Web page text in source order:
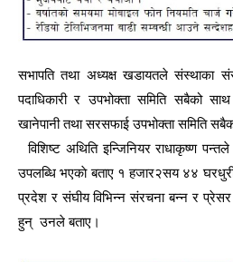
सभापति तथा अध्यक्ष खडायतले संस्थाका
पदाधिकारी र उपभोक्ता समिति सबैको
खानेपानी तथा सरसफाई उपभोक्ता समिति
विशिष्ट अथिति इन्जिनियर राधाकृष्ण
उपलब्धि भएकाे बताए १ हजार२सय ४४ घरधुरी
प्रदेश र संघीय विभिन्न संरचना बन्न र
हुन् उनले बताए।